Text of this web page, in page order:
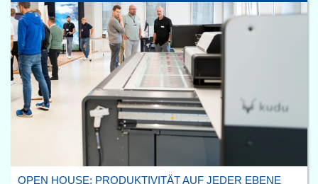
OPEN HOUSE: PRODUKTIVITÄT AUF JEDER EBENE